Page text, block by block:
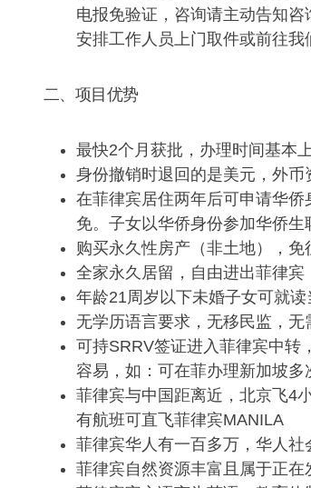
电报免验证，咨询请主动告知
安排工作人员上门取件或前往我
二、项目优势
最快2个月获批，办理时间基本
身份撤销时退回的是美元，外币
在菲律宾居住两年后可申请华
免。子女以华侨身份参加华侨
购买永久性房产（非土地），
全家永久居留，自由进出菲律宾
年龄21周岁以下未婚子女可就
无学历语言要求，无移民监，
可持SRRV签证进入菲律宾中转
容易，如：可在菲办理新加坡
菲律宾与中国距离近，北京飞4
有航班可直飞菲律宾MANILA
菲律宾华人有一百多万，华人社
菲律宾自然资源丰富且属于正